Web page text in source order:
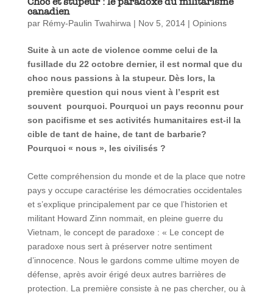
canadien
par Rémy-Paulin Twahirwa | Nov 5, 2014| Opinions
Suite à un acte de violence comme celui de la
fusillade du 22 octobre dernier, il est normal que du
choc nous passions à la stupeur. Dès lors, la
première question qui nous vient à l’esprit est
souventpourquoi. Pourquoi un pays reconnu pour
son pacifisme et ses activités humanitaires est-il la
cible de tant de haine, de tant de barbarie?
Pourquoi « nous », les civilisés ?
Cette compréhension du monde et de la place que notre
pays y occupe caractérise les démocraties occidentales
et s’explique principalement par ce que l’historien et
militant Howard Zinn nommait, en pleine guerre du
Vietnam, le concept de paradoxe : « Le concept de
paradoxe nous sert à préserver notre sentiment
d’innocence. Nous le gardons comme ultime moyen de
défense, après avoir érigé deux autres barrières de
protection. La première consiste à ne pas chercher, ou à